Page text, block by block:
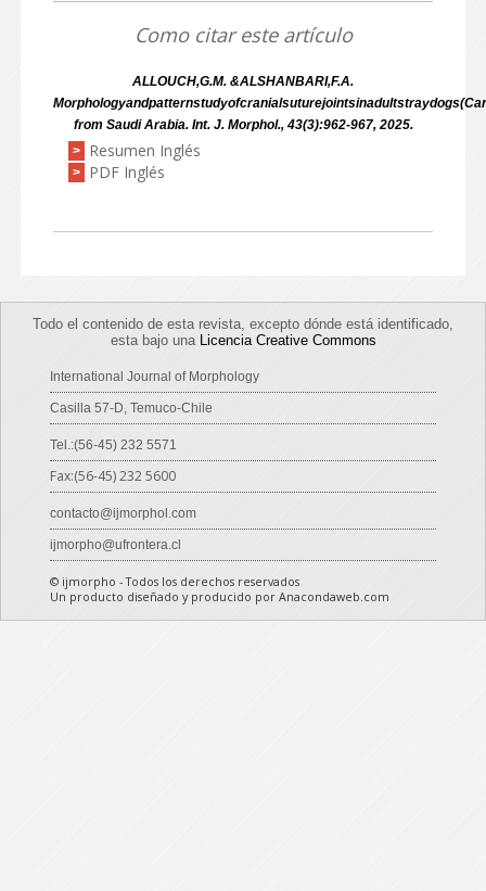
Como citar este artículo
ALLOUCH,G.M. &ALSHANBARI,F.A.
from Saudi Arabia. Int. J. Morphol., 43(3):962-967, 2025.
>
Resumen Inglés
> PDF Inglés
Todo el contenido de esta revista, excepto dónde está identificado,
esta bajo una Licencia Creative Commons
International Journal of Morphology
Casilla 57-D, Temuco-Chile
Tel.:(56-45) 232 5571
Fax:(56-45) 232 5600
contacto@ijmorphol.com
ijmorpho@ufrontera.cl
© ijmorpho - Todos los derechos reservados
Un producto diseñado y producido por Anacondaweb.com